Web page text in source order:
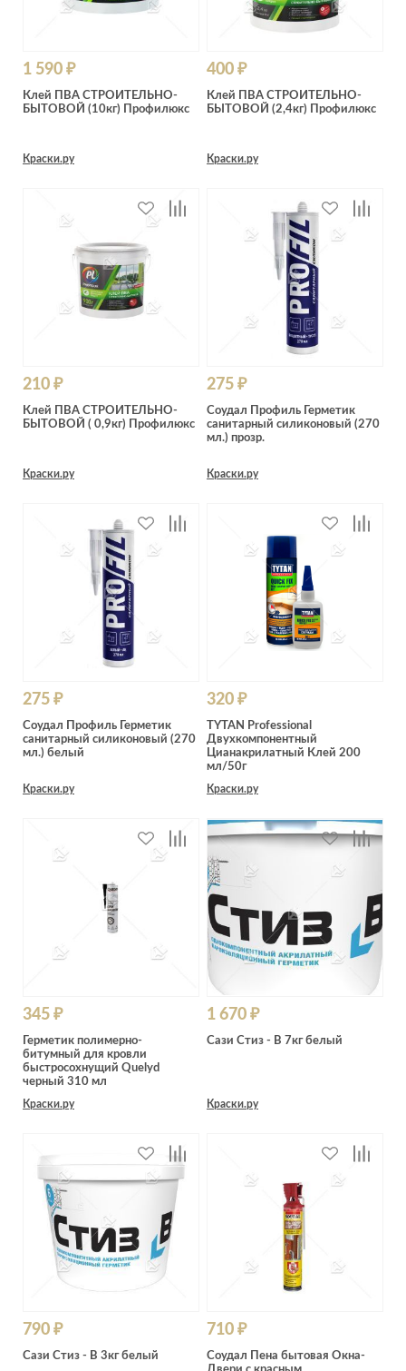
1 590 ₽
Клей ПВА СТРОИТЕЛЬНО-
БЫТОВОЙ (10кг) Профилюкс
Краски.ру
400 ₽
Клей ПВА СТРОИТЕЛЬНО-
БЫТОВОЙ (2,4кг) Профилюкс
Краски.ру
210 ₽
Клей ПВА СТРОИТЕЛЬНО-
БЫТОВОЙ ( 0,9кг) Профилюкс
Краски.ру
275 ₽
Соудал Профиль Герметик
санитарный силиконовый (270
мл.) прозр.
Краски.ру
275 ₽
Соудал Профиль Герметик
санитарный силиконовый (270
мл.) белый
Краски.ру
320 ₽
TYTAN Professional
Двухкомпонентный
Цианакрилатный Клей 200
мл/50г
Краски.ру
345 ₽
Герметик полимерно-
битумный для кровли
быстросохнущий Quelyd
черный 310 мл
Краски.ру
1 670 ₽
Сази Стиз - В 7кг белый
Краски.ру
790 ₽
Сази Стиз - В 3кг белый
710 ₽
Соудал Пена бытовая Окна-